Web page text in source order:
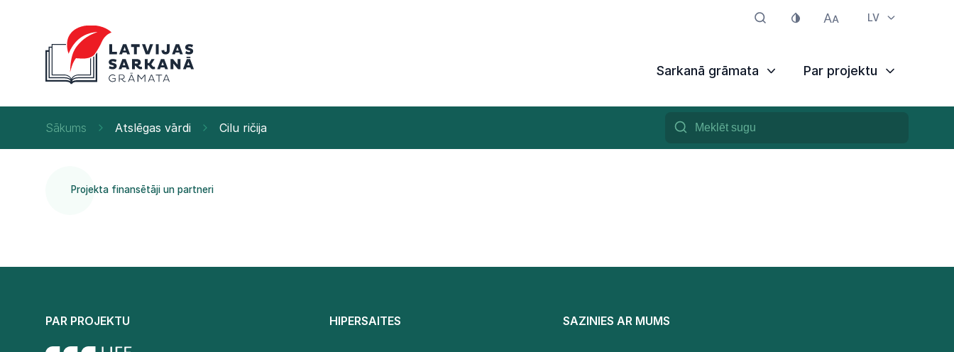
LV
Sarkanā grāmata Par projektu
Sākums Atslēgas vārdi Cilu ričija
Projekta finansētāji un partneri
PAR PROJEKTU HIPERSAITES SAZINIES AR MUMS